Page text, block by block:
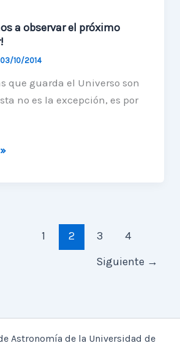
a observar el próximo
03/10/2014
que guarda el Universo son
no es la excepción, es por
1 2 3
4
Siguiente →
Astronomía de la Universidad de